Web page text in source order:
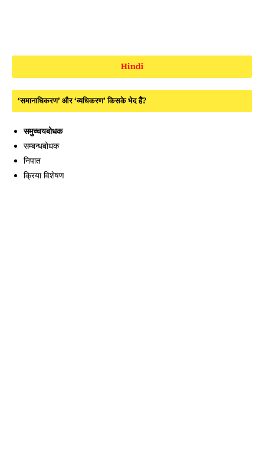
Hindi
‘समानाधिकरण’ और ‘व्यधिकरण’ किसके भेद हैं?
समुच्चयबोधक
सम्बन्धबोधक
निपात
क्रिया विशेषण